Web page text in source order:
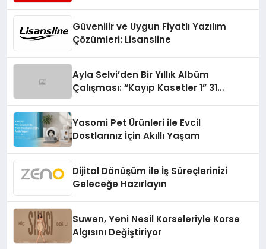
Güvenilir ve Uygun Fiyatlı Yazılım
Çözümleri: Lisansline
Ayla Selvi’den Bir Yıllık Albüm
Çalışması: “Kayıp Kasetler 1” 31
Yasomi Pet Ürünleri ile Evcil
Dostlarınız İçin Akıllı Yaşam
Dijital Dönüşüm ile İş Süreçlerinizi
Geleceğe Hazırlayın
Suwen, Yeni Nesil Korseleriyle Korse
Algısını Değiştiriyor